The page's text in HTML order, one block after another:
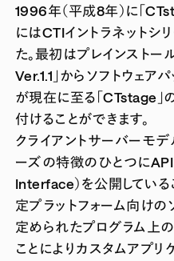
1996年（平成8年）に「
にはCTIイントラネットシ
た。最初はプレインストー
Ver.1.1」からソフトウェア
が現在に至る「CTstage
付けることができます。
クライアントサーバーモデ
ーズの特徴のひとつに
Interface）を公開している
定プラットフォーム向け
定められたプログラム上
ことによりカスタムアプ